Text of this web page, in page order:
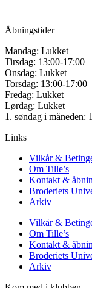
Åbningstider
Mandag: Lukket
Tirsdag: 13:00-17:00
Onsdag: Lukket
Torsdag: 13:00-17:00
Fredag: Lukket
Lørdag: Lukket
1. søndag i måneden:
Links
Vilkår &
Om Tille’s
Kontakt &
Broderiets
Arkiv
Vilkår &
Om Tille’s
Kontakt &
Broderiets
Arkiv